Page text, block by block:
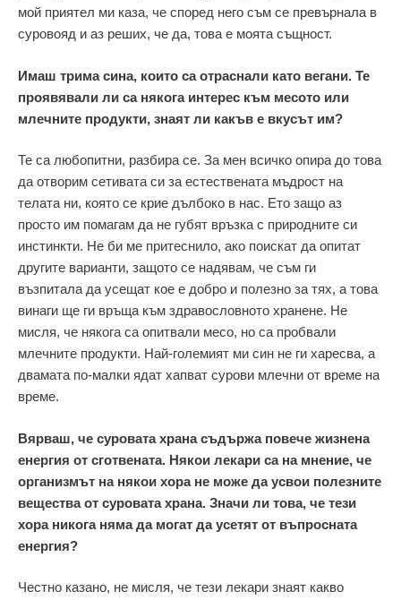
мой приятел ми каза, че според него съм се превърнала в
суровояд и аз реших, че да, това е моята същност.
Имаш трима сина, които са отраснали като вегани. Те
проявявали ли са някога интерес към месото или
млечните продукти, знаят ли какъв е вкусът им?
Те са любопитни, разбира се. За мен всичко опира до това
да отворим сетивата си за естествената мъдрост на
телата ни, която се крие дълбоко в нас. Ето защо аз
просто им помагам да не губят връзка с природните си
инстинкти. Не би ме притеснило, ако поискат да опитат
другите варианти, защото се надявам, че съм ги
възпитала да усещат кое е добро и полезно за тях, а това
винаги ще ги връща към здравословното хранене. Не
мисля, че някога са опитвали месо, но са пробвали
млечните продукти. Най-големият ми син не ги харесва, а
двамата по-малки ядат хапват сурови млечни от време на
време.
Вярваш, че суровата храна съдържа повече жизнена
енергия от сготвената. Някои лекари са на мнение, че
организмът на някои хора не може да усвои полезните
вещества от суровата храна. Значи ли това, че тези
хора никога няма да могат да усетят от въпросната
енергия?
Честно казано, не мисля, че тези лекари знаят какво